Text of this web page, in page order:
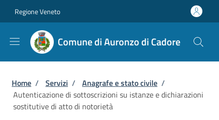
Regione Veneto
Comune di Auronzo di Cadore
Briciole di pane
Home / Servizi / Anagrafe e stato civile /
Autenticazione di sottoscrizioni su istanze e dichiarazioni
sostitutive di atto di notorietà